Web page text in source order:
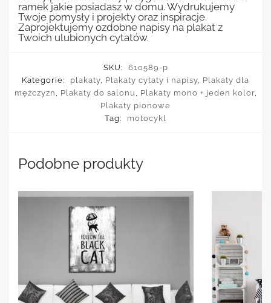
ramek jakie posiadasz w domu. Wydrukujemy
Twoje pomysły i projekty oraz inspiracje.
Zaprojektujemy ozdobne napisy na plakat z
Twoich ulubionych cytatów.
SKU:
610589-p
Kategorie:
plakaty Plakaty cytaty i napisy Plakaty dla
mężczyzn
Plakaty do salonu Plakaty mono + jeden kolor,
Plakaty pionowe
Tag:
motocykl
Podobne produkty